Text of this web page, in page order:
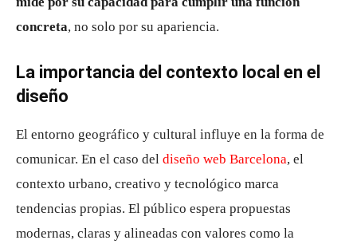
concreta, no solo por su apariencia.
La importancia del contexto local en el
diseño
El entorno geográfico y cultural influye en la forma de
comunicar. En el caso del diseño web Barcelona, el
contexto urbano, creativo y tecnológico marca
tendencias propias. El público espera propuestas
modernas, claras y alineadas con valores como la